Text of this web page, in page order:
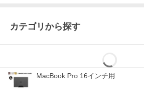
カテゴリから探す
MacBook Pro 16インチ用